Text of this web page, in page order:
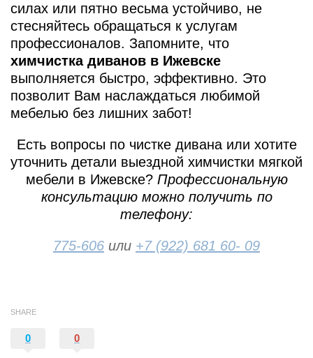
силах или пятно весьма устойчиво, не
стесняйтесь обращаться к услугам
профессионалов. Запомните, что
химчистка диванов в Ижевске
выполняется быстро, эффективно. Это
позволит Вам наслаждаться любимой
мебелью без лишних забот!
Есть вопросы по чистке дивана или хотите
уточнить детали выездной химчистки мягкой
мебели в Ижевске? Профессиональную
консультацию можно получить по
телефону:
775-606 или +7 (922) 681 60- 09
SHARE
0 0